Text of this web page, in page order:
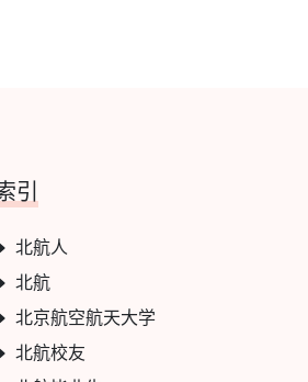
引
北航人
北航
北京航空航天大学
北航校友